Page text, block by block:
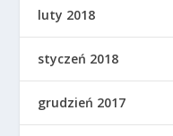
luty 2018
styczeń 2018
grudzień 2017